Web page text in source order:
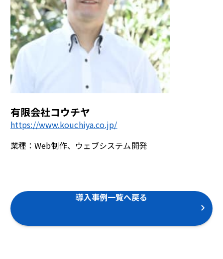
有限会社コウチヤ
https://www.kouchiya.co.jp/
業種：Web制作、ウェブシステム開発
導入事例一覧へ戻る